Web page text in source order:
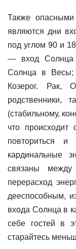
Также
являются дни
под углом 90 и
— вход
Солнца в
Козерог. Рак,
родственники,
(стабильному,
что
повториться
кардинальные
связаны
перерасход
дееспособным,
входа Солнца в
себе гостей в
старайтесь